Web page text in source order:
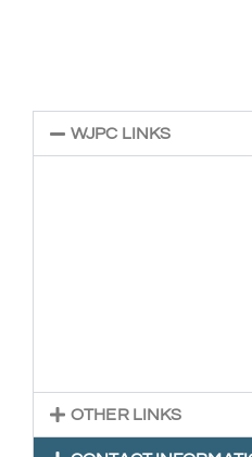
WJPC LINKS
OTHER LINKS